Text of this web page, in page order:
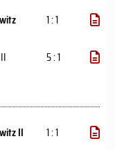
1 : 1
5 : 1
II
1 : 1